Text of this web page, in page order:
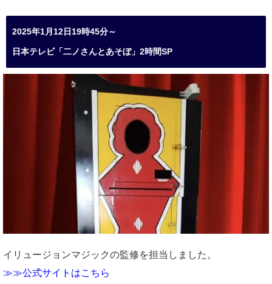
2025年1月12日19時45分～
日本テレビ「二ノさんとあそぼ」2時間SP
イリュージョンマジックの監修を担当しました。
≫≫公式サイトはこちら